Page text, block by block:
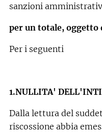
sanzioni
per un totale,
Per i seguenti
1.NULLITA'
Dalla lettura del
riscossione abbia